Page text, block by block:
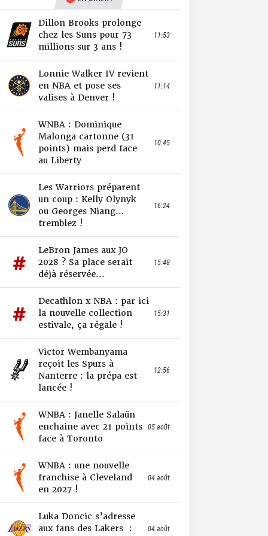
Dillon Brooks prolonge
chez les Suns pour 73
millions sur 3 ans !
11:53
Lonnie Walker IV revient
en NBA et pose ses
valises à Denver !
11:14
WNBA : Dominique
Malonga cartonne (31
points) mais perd face
au Liberty
10:45
Les Warriors préparent
un coup : Kelly Olynyk
ou Georges Niang…
tremblez !
16:24
LeBron James aux JO
2028 ? Sa place serait
déjà réservée...
15:48
Decathlon x NBA : par ici
la nouvelle collection
estivale, ça régale !
15:31
Victor Wembanyama
reçoit les Spurs à
Nanterre : la prépa est
lancée !
12:56
WNBA : Janelle Salaün
enchaine avec 21 points
face à Toronto
05 août
WNBA : une nouvelle
franchise à Cleveland
en 2027 !
04 août
Luka Doncic s’adresse
aux fans des Lakers :
04 août